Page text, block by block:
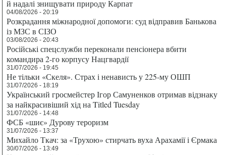
й надалі знищувати природу Карпат
04/08/2026 - 20:19
Розкрадання міжнародної допомоги: суд відправив Банькова
із МЗС в СІЗО
03/08/2026 - 20:43
Російські спецслужби переконали пенсіонера вбити
командира 2-го корпусу Нацгвардії
31/07/2026 - 19:45
Не тільки «Скеля». Страх і ненависть у 225-му ОШП
31/07/2026 - 18:19
Український гросмейстер Ігор Самуненков отримав відзнаку
за найкрасивіший хід на Titled Tuesday
31/07/2026 - 14:48
ФСБ «шиє» Дурову тероризм
31/07/2026 - 13:37
Михайло Ткач: за «Трухою» стирчать вуха Арахамії і Єрмака
30/07/2026 - 13:49